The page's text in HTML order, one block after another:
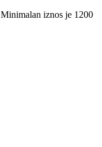
Minimalan iznos je 1200